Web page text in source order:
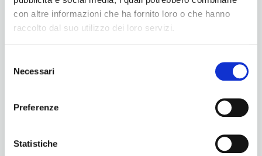
con altre informazioni che ha fornito loro o che hanno
raccolto dal suo utilizzo dei loro servizi.
delNecessari
Preferenze
Statistiche
Links
Vision
Erweiterte Suche Teams